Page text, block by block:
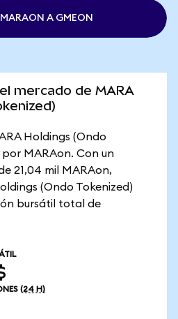
A GMEON
mercado de MARA
Holdings (Ondo
por MARAon. Con un
21,04 mil MARAon,
(Ondo Tokenized)
bursátil total de
(24 H)